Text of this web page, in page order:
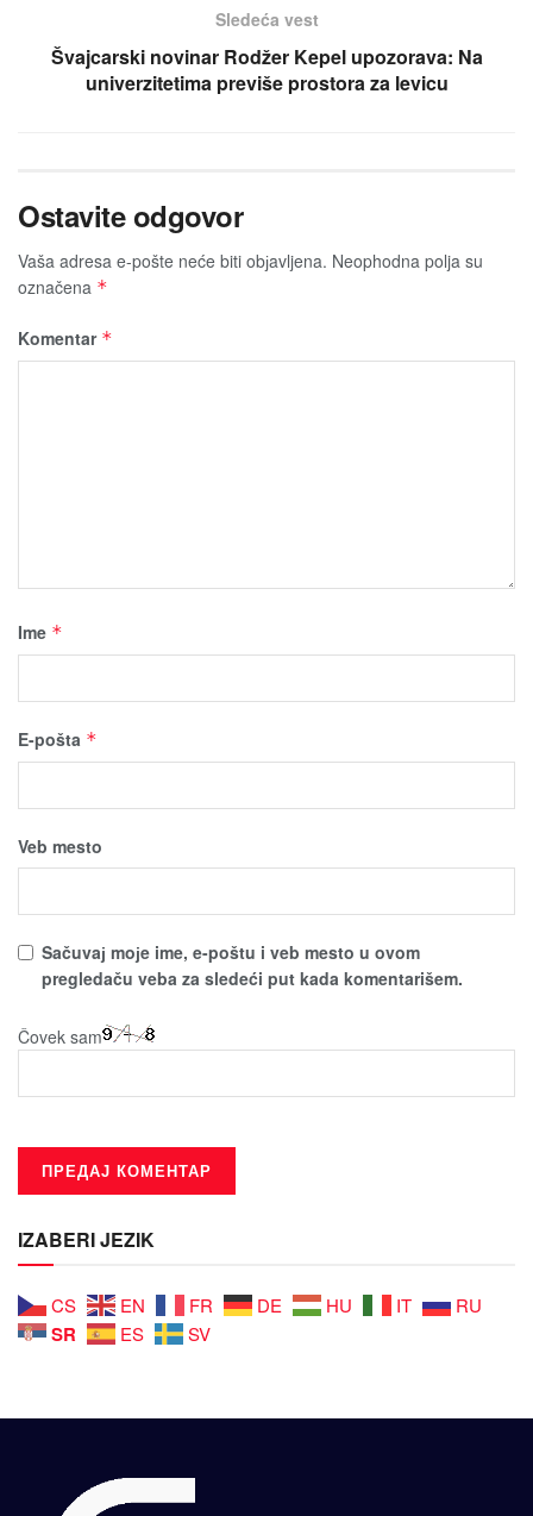
Sledeća vest
Švajcarski novinar Rodžer Kepel upozorava: Na
univerzitetima previše prostora za levicu
Ostavite odgovor
Vaša adresa e-pošte neće biti obјavljena. Neophodna polja su
označena *
Komentar *
Ime *
E-pošta *
Veb mesto
Sačuvaј moјe ime, e-poštu i veb mesto u ovom
pregledaču veba za sledeći put kada komentarišem.
Čovek sam
IZABERI JEZIK
CS EN FR DE HU IT RU
SR ES SV